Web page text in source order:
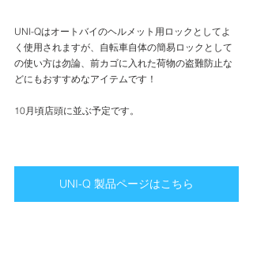
UNI-Qはオートバイのヘルメット用ロックとしてよ
く使用されますが、自転車自体の簡易ロックとして
の使い方は勿論、前カゴに入れた荷物の盗難防止な
どにもおすすめなアイテムです！
10月頃店頭に並ぶ予定です。
UNI-Q 製品ページはこちら